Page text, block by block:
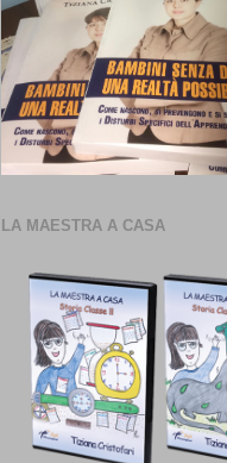
LA MAESTRA A CASA